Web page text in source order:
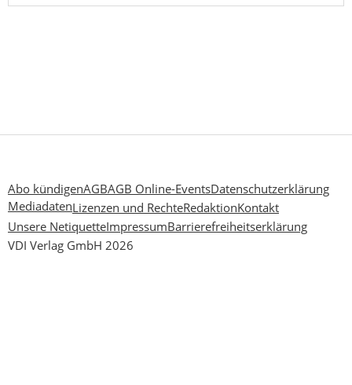
Abo kündigenAGBAGB Online-EventsDatenschutzerklärung
MediadatenLizenzen und RechteRedaktionKontakt
Unsere NetiquetteImpressumBarrierefreiheitserklärung
VDI Verlag GmbH 2026